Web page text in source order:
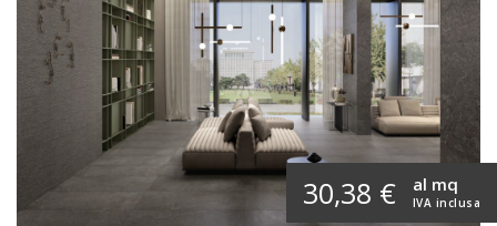
30,38 € IVA inclusa
al mq